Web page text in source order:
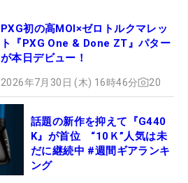
PXG初の高MOI×ゼロトルクマレッ
ト『PXG One & Done ZT』パター
が本日デビュー！
2026年7月30日 (木) 16時46分 20
話題の新作を抑えて『G440
K』が首位 “10Ｋ”人気は未
だに継続中 #週間ギアランキ
ング